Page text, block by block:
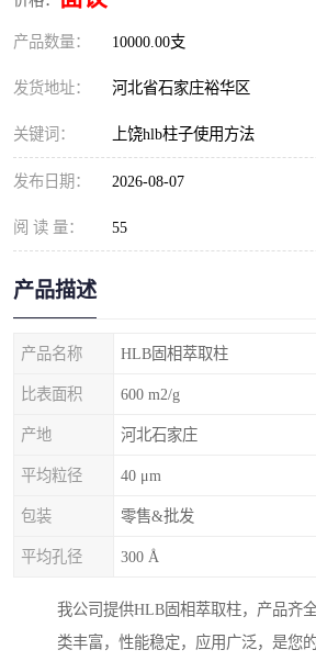
产品数量： 10000.00支
发货地址： 河北省石家庄裕华区
关键词： 上饶hlb柱子使用方法
发布日期： 2026-08-07
阅 读 量： 55
产品描述
产品名称 HLB固相萃取柱
比表面积 600 m2/g
产地 河北石家庄
平均粒径 40 μm
包装 零售&批发
平均孔径 300 Å
我公司提供HLB固相萃取柱，产品齐
类丰富，性能稳定，应用广泛，是您